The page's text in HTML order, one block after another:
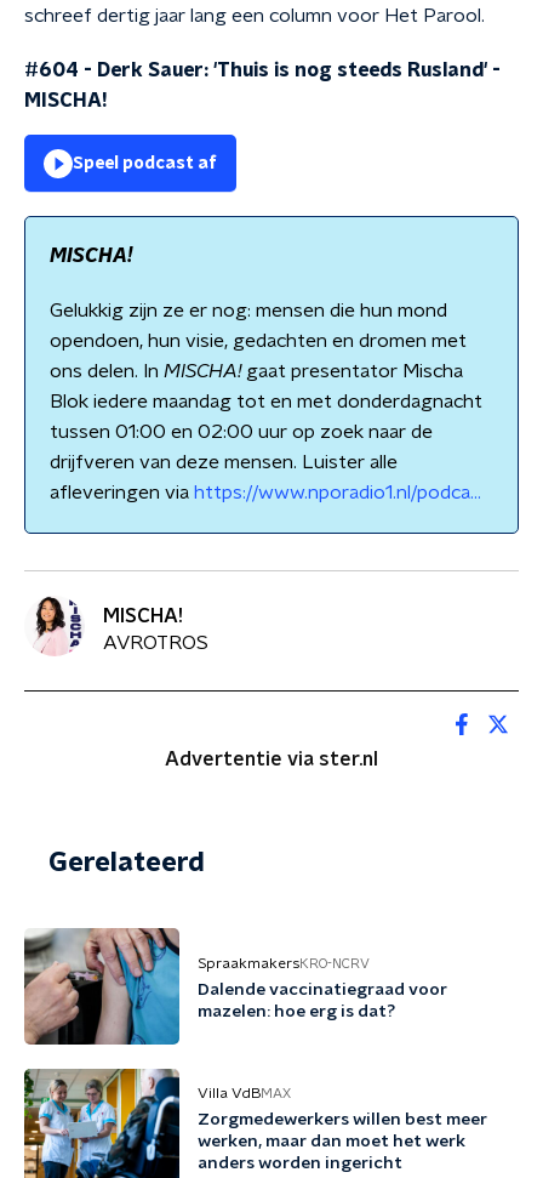
schreef dertig jaar lang een column voor Het Parool.
#604 - Derk Sauer: 'Thuis is nog steeds Rusland' -
MISCHA!
Speel podcast af
MISCHA!
Gelukkig zijn ze er nog: mensen die hun mond
opendoen, hun visie, gedachten en dromen met
ons delen. In MISCHA!gaat presentator Mischa
Blok iedere maandag tot en met donderdagnacht
tussen 01:00 en 02:00 uur op zoek naar de
drijfveren van deze mensen. Luister alle
afleveringen via https://www.nporadio1.nl/podca...
MISCHA!
AVROTROS
Advertentie via ster.nl
Gerelateerd
SpraakmakersKRO-NCRV
Dalende vaccinatiegraad voor
mazelen: hoe erg is dat?
Villa VdBMAX
Zorgmedewerkers willen best meer
werken, maar dan moet het werk
anders worden ingericht